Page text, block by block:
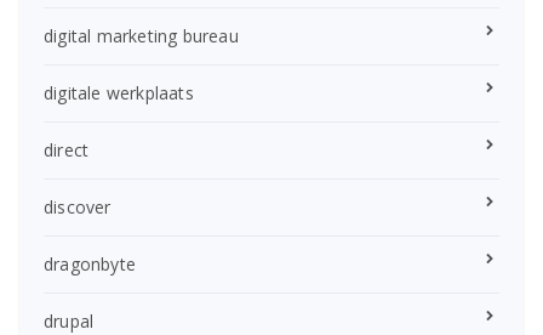
digital marketing bureau
digitale werkplaats
direct
discover
dragonbyte
drupal